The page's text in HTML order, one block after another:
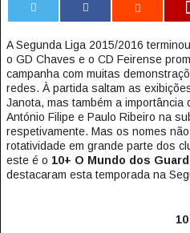
A Segunda Liga 2015/2016
o GD Chaves e o CD Feirense
campanha com muitas
redes. À partida saltam as
Janota, mas também a
António Filipe e Paulo Ribeiro na
respetivamente. Mas os nomes
rotatividade em grande parte dos
este é o 10+ O Mundo dos
destacaram esta temporada na
10